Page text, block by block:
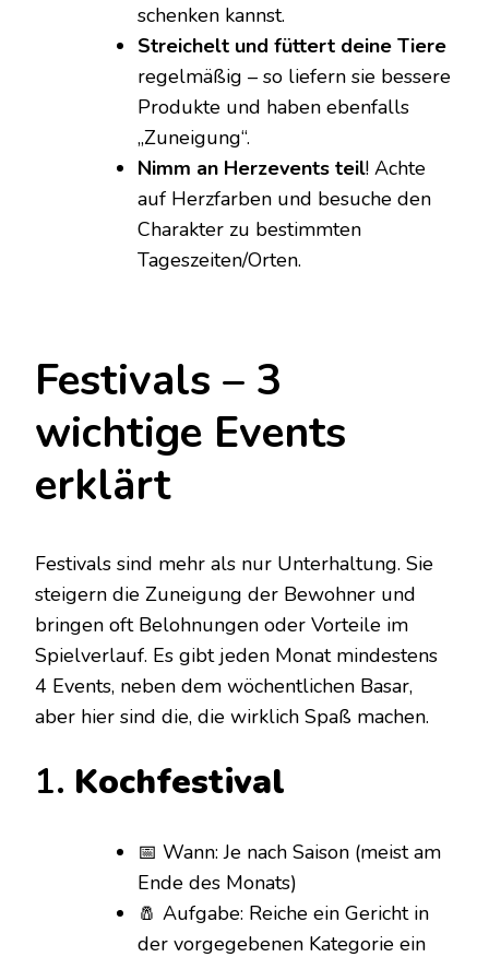
schenken kannst.
Streichelt und füttert deine Tiere
regelmäßig – so liefern sie bessere
Produkte und haben ebenfalls
„Zuneigung“.
Nimm an Herzevents teil! Achte
auf Herzfarben und besuche den
Charakter zu bestimmten
Tageszeiten/Orten.
Festivals – 3
wichtige Events
erklärt
Festivals sind mehr als nur Unterhaltung. Sie
steigern die Zuneigung der Bewohner und
bringen oft Belohnungen oder Vorteile im
Spielverlauf. Es gibt jeden Monat mindestens
4 Events, neben dem wöchentlichen Basar,
aber hier sind die, die wirklich Spaß machen.
1. Kochfestival
📅 Wann: Je nach Saison (meist am
Ende des Monats)
🧂 Aufgabe: Reiche ein Gericht in
der vorgegebenen Kategorie ein